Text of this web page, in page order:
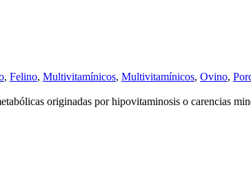
, Felino, Multivitamínicos, Multivitamínicos, Ovino,
originadas por hipovitaminosis o carencias